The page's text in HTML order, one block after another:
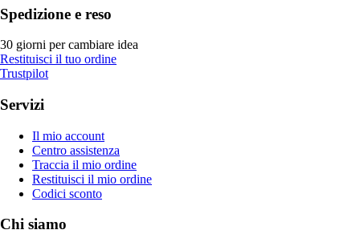
Spedizione e reso
30 giorni per cambiare idea
Restituisci il tuo ordine
Trustpilot
Servizi
Il mio account
Centro assistenza
Traccia il mio ordine
Restituisci il mio ordine
Codici sconto
Chi siamo